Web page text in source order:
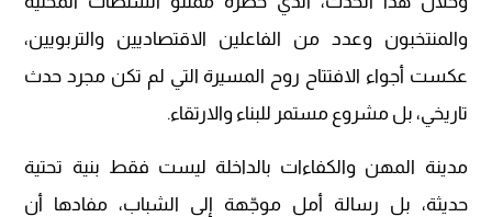
والمنتخبون وعدد من الفاعلين الاقتصاديين والتربويين،
عكست أجواء الافتتاح روح المسيرة التي لم تكن مجرد حدث
تاريخي، بل مشروع مستمر للبناء والارتقاء.
مدينة المهن والكفاءات بالداخلة ليست فقط بنية تحتية
حديثة، بل رسالة أمل موجّهة إلى الشباب، مفادها أن